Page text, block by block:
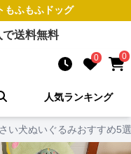
もふもふドッグ
送料無料
0 0
人気ランキング
い犬ぬいぐるみおすすめ5